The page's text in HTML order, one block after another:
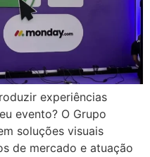
experiências
evento? O Grupo
soluções visuais
de mercado e atuação